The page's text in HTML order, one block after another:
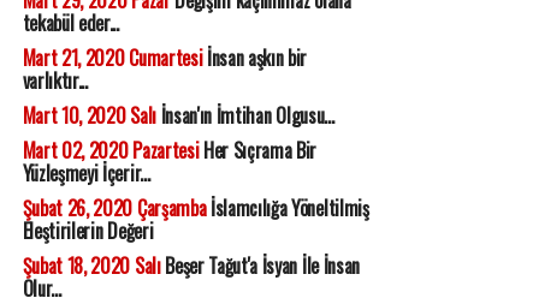
tekabül eder...
Mart 21, 2020 Cumartesiİnsan aşkın bir
varlıktır...
Mart 10, 2020 Salıİnsan'ın İmtihan Olgusu...
Mart 02, 2020 PazartesiHer Sıçrama Bir
Yüzleşmeyi İçerir...
Şubat 26, 2020 Çarşambaİslamcılığa Yöneltilmiş
Eleştirilerin Değeri
Şubat 18, 2020 SalıBeşer Tağut'a İsyan İle İnsan
Olur...